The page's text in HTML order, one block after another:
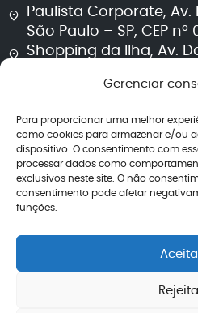
Gerenciar
Para proporcionar uma melhor
como cookies para armazenar e/ou
dispositivo. O consentimento com
processar dados como
exclusivos neste site. O não
consentimento pode afetar
funções.
Paulista Corporate, Av.
São Paulo – SP, CEP nº
Shopping da Ilha, Av.
Segurança e
Política de privacidade
Termos de uso
Política editorial jurídica
Avaliações
CNPJ: 40.260.708/0001-04